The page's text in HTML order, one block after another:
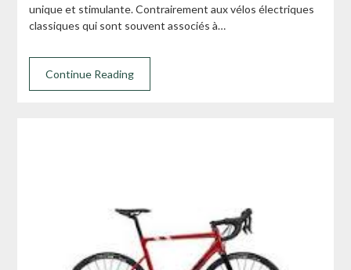
unique et stimulante. Contrairement aux vélos électriques
classiques qui sont souvent associés à…
Continue Reading